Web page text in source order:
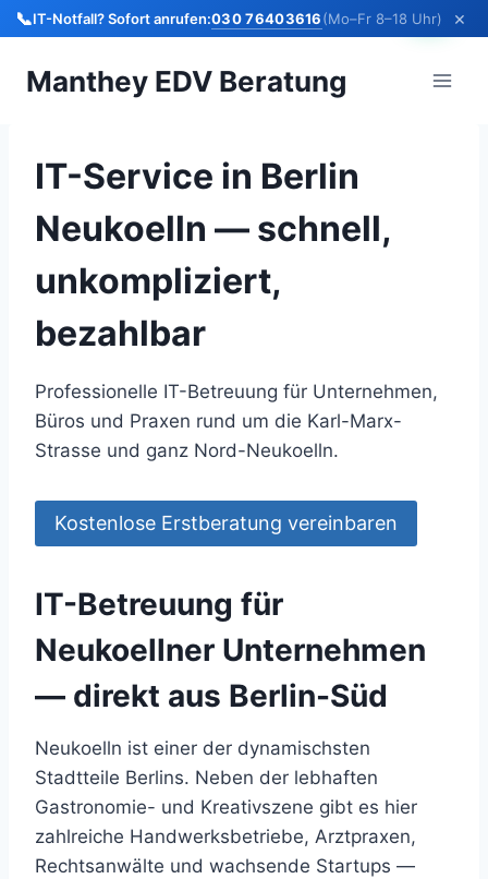
📞IT-Notfall? Sofort anrufen:030 76403616(Mo–Fr 8–18 Uhr) ×
InhaltManthey EDV Beratung
IT-Service in Berlin
Neukoelln — schnell,
unkompliziert,
bezahlbar
Professionelle IT-Betreuung für Unternehmen,
Büros und Praxen rund um die Karl-Marx-
Strasse und ganz Nord-Neukoelln.
Kostenlose Erstberatung vereinbaren
IT-Betreuung für
Neukoellner Unternehmen
— direkt aus Berlin-Süd
Neukoelln ist einer der dynamischsten
Stadtteile Berlins. Neben der lebhaften
Gastronomie- und Kreativszene gibt es hier
zahlreiche Handwerksbetriebe, Arztpraxen,
Rechtsanwälte und wachsende Startups —